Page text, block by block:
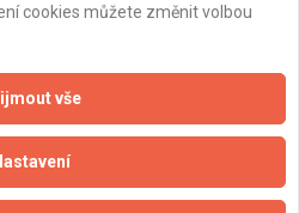
osobních údajů
souborů cookie
(zprostředkování)
(rozpočtování)
cookies můžete změnit volbou
vše